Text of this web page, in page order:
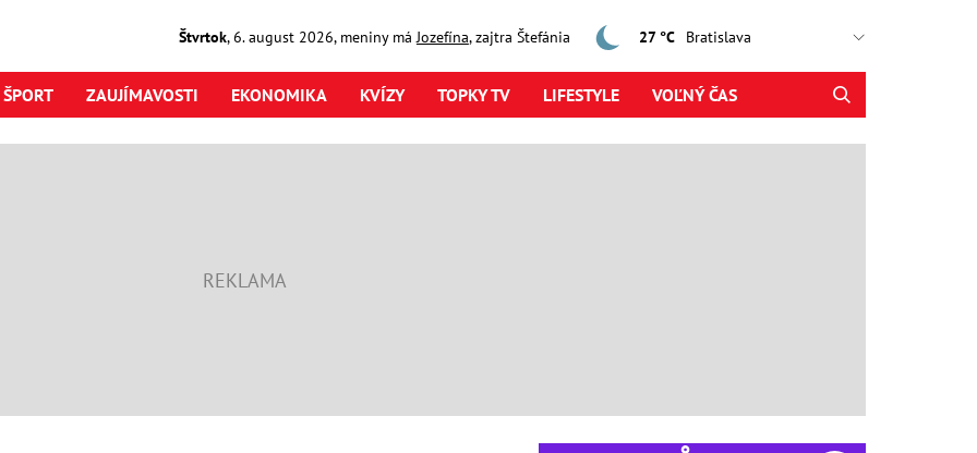
Štvrtok,6. august2026, meniny má Jozefína, zajtra Štefánia 27 °C
ŠPORT ZAUJÍMAVOSTI EKONOMIKA KVÍZY TOPKY TV LIFESTYLE VOĽNÝ ČAS